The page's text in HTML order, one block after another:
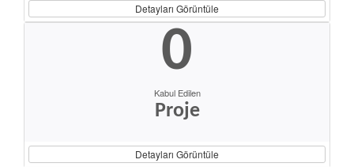
Detayları Görüntüle
0
Kabul Edilen
Proje
Detayları Görüntüle